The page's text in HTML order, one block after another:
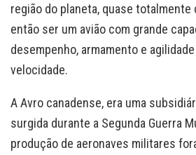
região do planeta, quase totalmente
então ser um avião com grande
desempenho, armamento e
velocidade.
A Avro canadense, era uma
surgida durante a Segunda Guerra
produção de aeronaves militares